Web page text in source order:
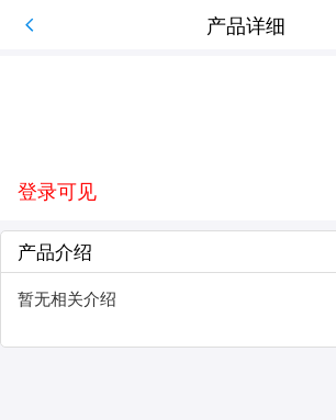
产品详细
登录可见
产品介绍
暂无相关介绍